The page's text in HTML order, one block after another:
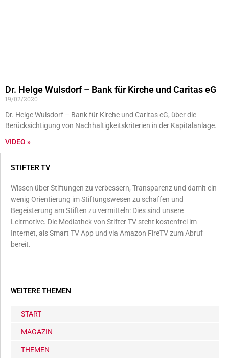
Dr. Helge Wulsdorf – Bank für Kirche und Caritas eG
19/02/2020
Dr. Helge Wulsdorf – Bank für Kirche und Caritas eG, über die
Berücksichtigung von Nachhaltigkeitskriterien in der Kapitalanlage.
VIDEO »
STIFTER TV
Wissen über Stiftungen zu verbessern, Transparenz und damit ein
wenig Orientierung im Stiftungswesen zu schaffen und
Begeisterung am Stiften zu vermitteln: Dies sind unsere
Leitmotive. Die Mediathek von Stifter TV steht kostenfrei im
Internet, als Smart TV App und via Amazon FireTV zum Abruf
bereit.
WEITERE THEMEN
START
MAGAZIN
THEMEN